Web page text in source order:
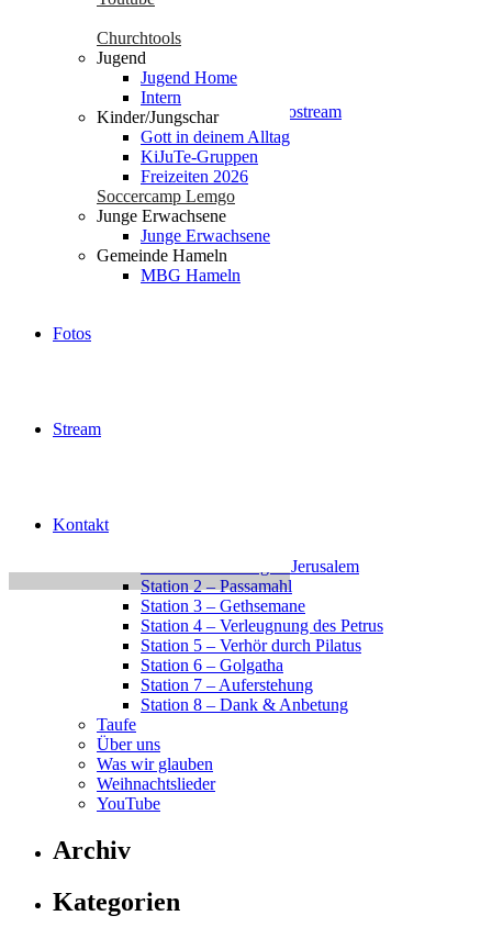
Churchtools
Jugend
Jugend Home
Intern
Kinder/Jungschar
Gott in deinem Alltag
KiJuTe-Gruppen
Freizeiten 2026
Soccercamp Lemgo
Junge Erwachsene
Junge Erwachsene
Gemeinde Hameln
MBG Hameln
Fotos
Stream
Kontakt
Freizeiten 2025
Freizeiten 2026
Geschichte
glossary
Gott in deinem Alltag
Gottesdienst | Radio- / Videostream
Gottesdienste miterleben
Impressum
Jesus Christus
Jugend Home
Intern
Neu hier?
Unser Leben – Jesus
Unsere Jugend
Jugend Kalender Test
Login
Neu hier
Station 1 – Einzug in Jerusalem
Station 2 – Passamahl
Station 3 – Gethsemane
Station 4 – Verleugnung des Petrus
Station 5 – Verhör durch Pilatus
Station 6 – Golgatha
Station 7 – Auferstehung
Station 8 – Dank & Anbetung
Taufe
Über uns
Was wir glauben
Weihnachtslieder
YouTube
Archiv
Kategorien